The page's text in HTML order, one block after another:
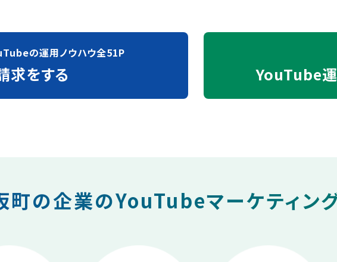
の運用ノウハウ全51P
求をする YouTube
町の企業のYouTubeマーケティン